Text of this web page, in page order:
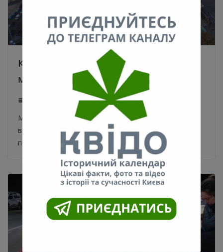
Київ готовий прийняти у власність
міста Гостинний двір
Місто готове прийняти Гостинний двір у власність і
використовувати його як заклад культури. Про це
повідомляю «Вечірній Київ» з посиланням